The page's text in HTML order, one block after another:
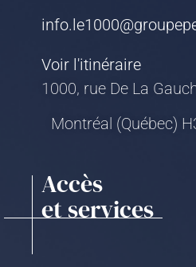
Voir l'itinéraire
1000, rue De La
Montréal (Québec)
Accès
et services